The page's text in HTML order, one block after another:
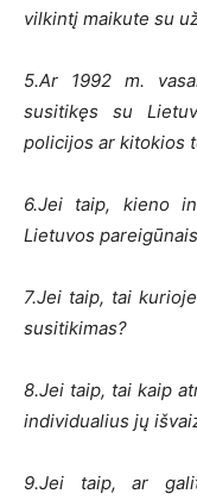
vilkintį maikute su
5.Ar 1992 m.
susitikęs su
policijos ar kitokios
6.Jei taip, kieno
Lietuvos
7.Jei taip, tai
susitikimas?
8.Jei taip, tai kaip
individualius jų
9.Jei taip, ar